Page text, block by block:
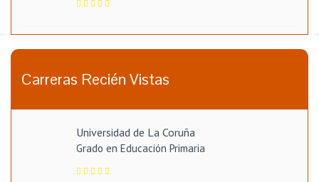
Carreras Recién Vistas
Universidad de La Coruña
Grado en Educación Primaria